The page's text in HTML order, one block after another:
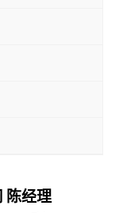
陈经理